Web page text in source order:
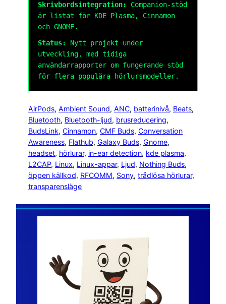
Skrivbordsintegration:
Companion-stöd
är listat för KDE Plasma, Cinnamon
och GNOME.
Status:
Nytt projekt under
utveckling, med tidiga
användarrapporter om fungerande stöd
för flera populära hörlursmodeller.
AirPods, Ambient Sound, ANC, batterinivå, Beats
Bluetooth, Bluetooth-ljud, brusreducering
BudsLink, Cinnamon, CMF Buds, Conversation
Awareness, Flathub, Galaxy Buds, Gnome
headset, hörlurar, in-ear detection, kde plasma
L2CAP, Linux, Linux-appar, Ljud, Nothing Buds
öppen källkod, RFCOMM, Sony, trådlösa hörlurar
transparensläge